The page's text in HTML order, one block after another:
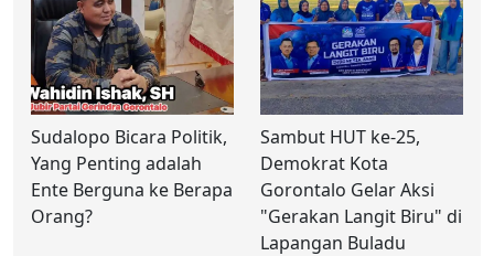
Sudalopo Bicara Politik,
Yang Penting adalah
Ente Berguna ke Berapa
Orang?
Sambut HUT ke-25,
Demokrat Kota
Gorontalo Gelar Aksi
"Gerakan Langit Biru" di
Lapangan Buladu